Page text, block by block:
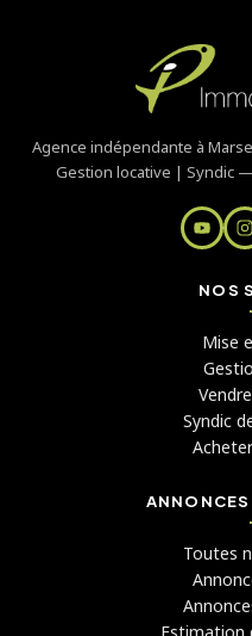
Agence indépendante à
Gestion locative | Syndic
NOS
Mise
Syndic
Toutes
Estimation